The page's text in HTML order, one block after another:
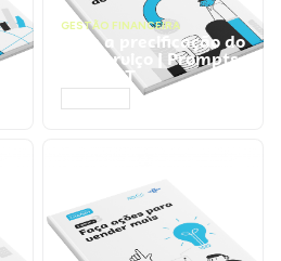
GESTÃO FINANCEIRA
Faça a precificação do
seu serviço | Prompts
ChatGPT